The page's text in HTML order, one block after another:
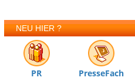
NEU HIER ?
PR
PresseFach